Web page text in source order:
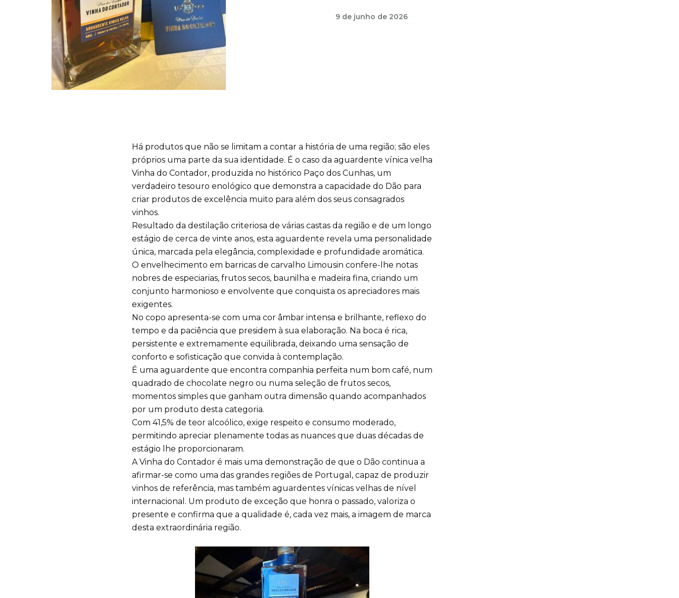
9 de junho de 2026
Há produtos que não se limitam a contar a história de uma região; são eles
próprios uma parte da sua identidade. É o caso da aguardente vínica velha
Vinha do Contador, produzida no histórico Paço dos Cunhas, um
verdadeiro tesouro enológico que demonstra a capacidade do Dão para
criar produtos de excelência muito para além dos seus consagrados
vinhos.
Resultado da destilação criteriosa de várias castas da região e de um longo
estágio de cerca de vinte anos, esta aguardente revela uma personalidade
única, marcada pela elegância, complexidade e profundidade aromática.
O envelhecimento em barricas de carvalho Limousin confere-lhe notas
nobres de especiarias, frutos secos, baunilha e madeira fina, criando um
conjunto harmonioso e envolvente que conquista os apreciadores mais
exigentes.
No copo apresenta-se com uma cor âmbar intensa e brilhante, reflexo do
tempo e da paciência que presidem à sua elaboração. Na boca é rica,
persistente e extremamente equilibrada, deixando uma sensação de
conforto e sofisticação que convida à contemplação.
É uma aguardente que encontra companhia perfeita num bom café, num
quadrado de chocolate negro ou numa seleção de frutos secos,
momentos simples que ganham outra dimensão quando acompanhados
por um produto desta categoria.
Com 41,5% de teor alcoólico, exige respeito e consumo moderado,
permitindo apreciar plenamente todas as nuances que duas décadas de
estágio lhe proporcionaram.
A Vinha do Contador é mais uma demonstração de que o Dão continua a
afirmar-se como uma das grandes regiões de Portugal, capaz de produzir
vinhos de referência, mas também aguardentes vínicas velhas de nível
internacional. Um produto de exceção que honra o passado, valoriza o
presente e confirma que a qualidade é, cada vez mais, a imagem de marca
desta extraordinária região.